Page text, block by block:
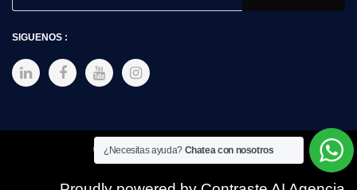
SIGUENOS :
Copyright © 2025 SIMEX
¿Necesitas ayuda? Chatea con nosotros